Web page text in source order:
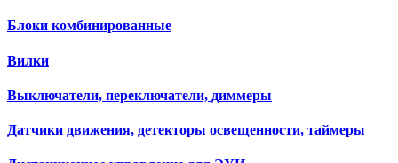
Блоки комбинированные
Вилки
Выключатели, переключатели, диммеры
Датчики движения, детекторы освещенности, таймеры